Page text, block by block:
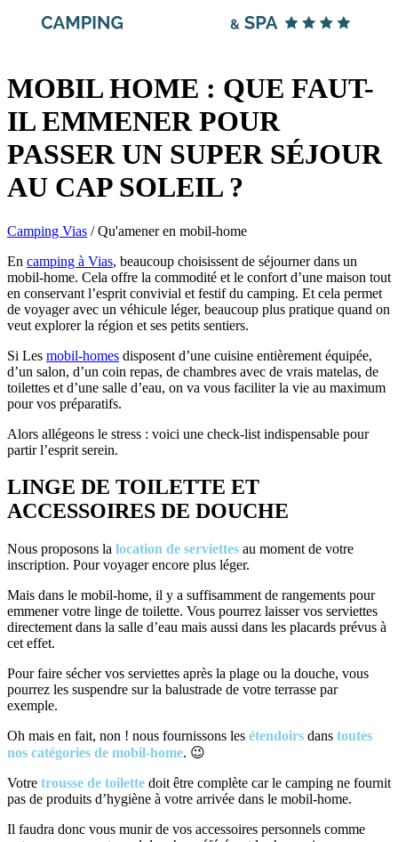
MOBIL HOME : QUE FAUT-
IL EMMENER POUR
PASSER UN SUPER SÉJOUR
AU CAP SOLEIL ?
Camping Vias /Qu'amener en mobil-home
En camping à Vias, beaucoup choisissent de séjourner dans un
mobil-home. Cela offre la commodité et le confort d’une maison tout
en conservant l’esprit convivial et festif du camping. Et cela permet
de voyager avec un véhicule léger, beaucoup plus pratique quand on
veut explorer la région et ses petits sentiers.
Si Les mobil-homes disposent d’une cuisine entièrement équipée,
d’un salon, d’un coin repas, de chambres avec de vrais matelas, de
toilettes et d’une salle d’eau, on va vous faciliter la vie au maximum
pour vos préparatifs.
Alors allégeons le stress : voici une check-list indispensable pour
partir l’esprit serein.
LINGE DE TOILETTE ET
ACCESSOIRES DE DOUCHE
Nous proposons la location de serviettes au moment de votre
inscription. Pour voyager encore plus léger.
Mais dans le mobil-home, il y a suffisamment de rangements pour
emmener votre linge de toilette. Vous pourrez laisser vos serviettes
directement dans la salle d’eau mais aussi dans les placards prévus à
cet effet.
Pour faire sécher vos serviettes après la plage ou la douche, vous
pourrez les suspendre sur la balustrade de votre terrasse par
exemple.
Oh mais en fait, non ! nous fournissons les étendoirs dans toutes
nos catégories de mobil-home. 😉
Votre trousse de toilette doit être complète car le camping ne fournit
pas de produits d’hygiène à votre arrivée dans le mobil-home.
Il faudra donc vous munir de vos accessoires personnels comme